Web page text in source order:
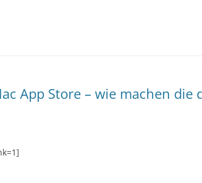
App Store – wie machen die